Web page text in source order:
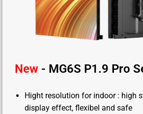
New - MG6S P1.9 Pro
Hight resolution for indoor : high
display effect, flexibel and safe